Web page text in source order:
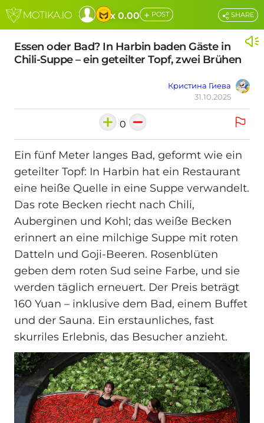
x 0.00 + POST
Essen oder Bad? In Harbin baden Gäste in
Chili-Suppe – ein geteilter Topf, zwei Brühen
Кристина Гиева
31.10.2025
SHARE
0
Ein fünf Meter langes Bad, geformt wie ein
geteilter Topf: In Harbin hat ein Restaurant
eine heiße Quelle in eine Suppe verwandelt.
Das rote Becken riecht nach Chili,
Auberginen und Kohl; das weiße Becken
erinnert an eine milchige Suppe mit roten
Datteln und Goji-Beeren. Rosenblüten
geben dem roten Sud seine Farbe, und sie
werden täglich erneuert. Der Preis beträgt
160 Yuan – inklusive dem Bad, einem Buffet
und der Sauna. Ein erstaunliches, fast
skurriles Erlebnis, das Besucher anzieht.